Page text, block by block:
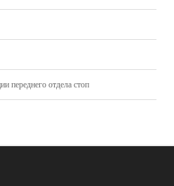
переднего отдела стоп